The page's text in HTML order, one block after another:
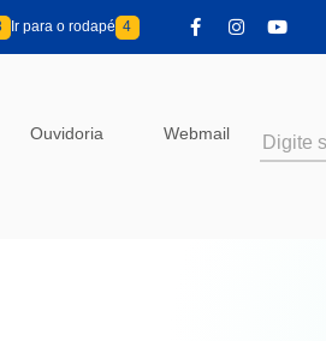
Ir para o rodapé 4
Ouvidoria Webmail